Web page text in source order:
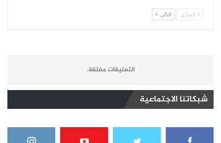
السابق التالي
التعليقات مغلقة.
شبكاتنا الاجتماعية